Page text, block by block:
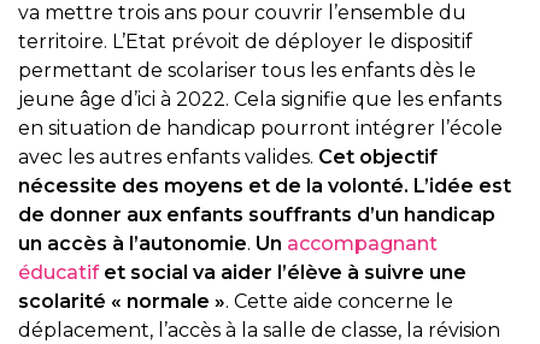
va mettre trois ans pour couvrir l’ensemble du
territoire. L’Etat prévoit de déployer le dispositif
permettant de scolariser tous les enfants dès le
jeune âge d’ici à 2022. Cela signifie que les enfants
en situation de handicap pourront intégrer l’école
avec les autres enfants valides. Cet objectif
nécessite des moyens et de la volonté. L’idée est
de donner aux enfants souffrants d’un handicap
un accès à l’autonomie. Un accompagnant
éducatifet social va aider l’élève à suivre une
scolarité « normale ». Cette aide concerne le
déplacement, l’accès à la salle de classe, la révision